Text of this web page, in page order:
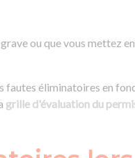
ou que vous mettez en
fautes éliminatoires en
grille d'évaluation du